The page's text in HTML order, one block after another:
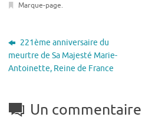
Marque-page.
221ème anniversaire du
meurtre de Sa Majesté Marie-
Antoinette, Reine de France
Un